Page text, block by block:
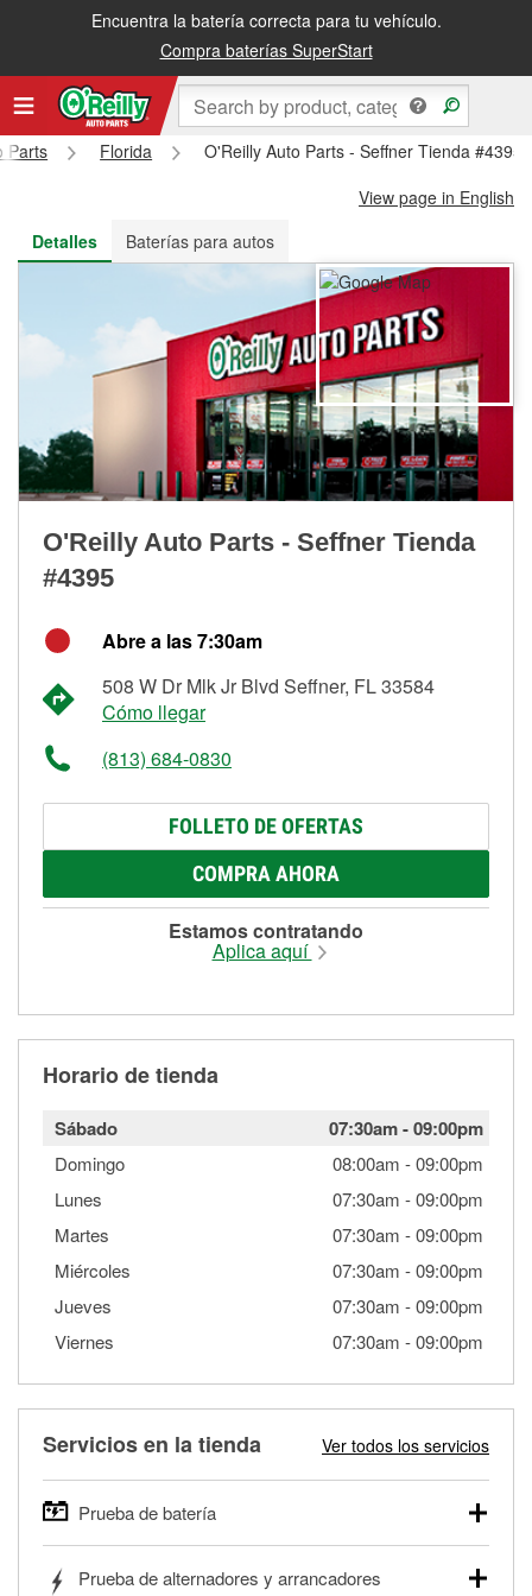
Encuentra la batería correcta para tu vehículo.
Compra baterías SuperStart
Recibe tu orden gratis al día siguiente o recógela en la tienda
Parts Florida
O'Reilly Auto Parts - Seffner Tienda #4395
View page in English
Detalles
Baterías para autos
O'Reilly Auto Parts - Seffner Tienda
#4395
Abre a las 7:30am
508 W Dr Mlk Jr Blvd Seffner, FL 33584
Cómo llegar
(813) 684-0830
FOLLETO DE OFERTAS
COMPRA AHORA
Estamos contratando
Aplica aquí
Horario de tienda
Sábado 07:30am-09:00pm
Domingo 08:00am -09:00pm
Lunes
07:30am -09:00pm
Martes
07:30am -09:00pm
Miércoles
07:30am -09:00pm
Jueves
07:30am -09:00pm
Viernes
07:30am -09:00pm
Servicios en la tienda Ver todos los servicios
Prueba de batería
autos, camionetas, SUVs, vehículos comerciales y
Prueba de alternadores y arrancadores